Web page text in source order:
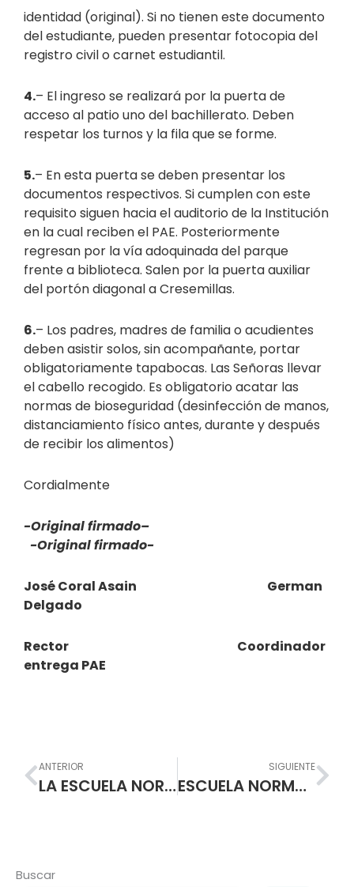
identidad (original). Si no tienen este documento
del estudiante, pueden presentar fotocopia del
registro civil o carnet estudiantil.
4.– El ingreso se realizará por la puerta de
acceso al patio uno del bachillerato. Deben
respetar los turnos y la fila que se forme.
5.– En esta puerta se deben presentar los
documentos respectivos. Si cumplen con este
requisito siguen hacia el auditorio de la Institución
en la cual reciben el PAE. Posteriormente
regresan por la vía adoquinada del parque
frente a biblioteca. Salen por la puerta auxiliar
del portón diagonal a Cresemillas.
6.– Los padres, madres de familia o acudientes
deben asistir solos, sin acompañante, portar
obligatoriamente tapabocas. Las Señoras llevar
el cabello recogido. Es obligatorio acatar las
normas de bioseguridad (desinfección de manos,
distanciamiento físico antes, durante y después
de recibir los alimentos)
Cordialmente
-Original firmado–
-Original firmado-
José Coral Asain German
Delgado
Rector Coordinador
entrega PAE
Prev
ANTERIOR
LA ESCUELA NORMAL SUPERIOR DE PASTO UNA INSTITUCION DE CALIDAD
SIGUIENTE
ESCUELA NORMAL SUPERIOR DE PASTO RECIBIÓ POR PARTE DE LA ALCALDÍA MUNICIPAL…. EQUIPO PORTATILES
Buscar